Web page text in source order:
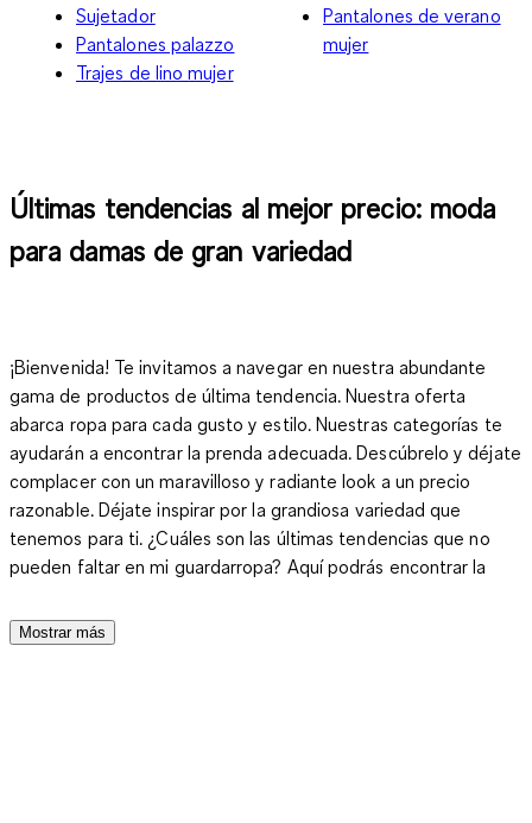
Sujetador
Pantalones palazzo
Trajes de lino mujer
Pantalones de verano
mujer
Últimas tendencias al mejor precio: moda
para damas de gran variedad
¡Bienvenida! Te invitamos a navegar en nuestra abundante
gama de productos de última tendencia. Nuestra oferta
abarca ropa para cada gusto y estilo. Nuestras categorías te
ayudarán a encontrar la prenda adecuada. Descúbrelo y déjate
complacer con un maravilloso y radiante look a un precio
razonable. Déjate inspirar por la grandiosa variedad que
tenemos para ti. ¿Cuáles son las últimas tendencias que no
pueden faltar en mi guardarropa? Aquí podrás encontrar la
Mostrar más